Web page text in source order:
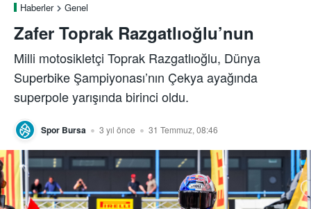
Haberler Genel
Zafer Toprak Razgatlıoğlu’nun
Milli motosikletçi Toprak Razgatlıoğlu, Dünya
Superbike Şampiyonası’nın Çekya ayağında
superpole yarışında birinci oldu.
Spor Bursa 3 yıl önce 31 Temmuz, 08:46